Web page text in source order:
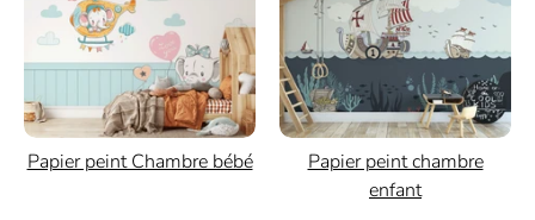
Papier peint Chambre bébé
Papier peint chambre
enfant